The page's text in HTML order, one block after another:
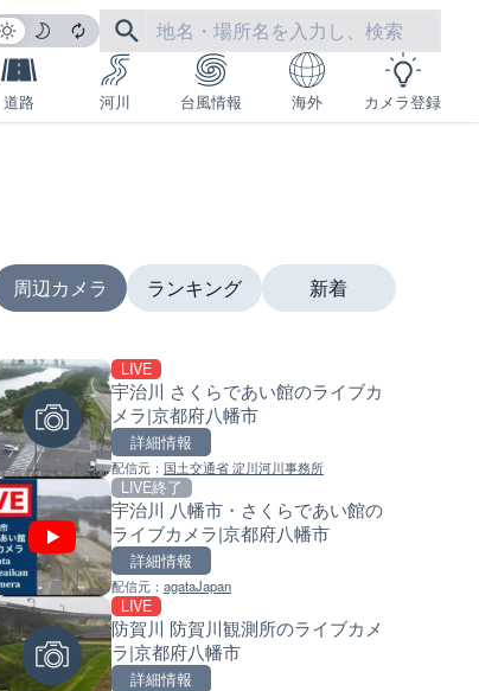
道路 河川 台風情報 海外 カメラ登録
周辺カメラ
LIVE
宇治川 さくらであい館のライブカ
メラ|京都府八幡市
詳細情報
配信元： 国土交通省 淀川河川事務所
LIVE終了
宇治川 八幡市・さくらであい館の
ライブカメラ|京都府八幡市
詳細情報
配信元： agataJapan
LIVE
防賀川 防賀川観測所のライブカメ
ラ|京都府八幡市
詳細情報
ランキング
日本全国・緊急地震速報のラ
カメラ
配信元：株式会社ティーファイブプロジ
羽田空港第2旅客ターミナルか
ライブカメラ|東京都大田区
Impaxビル付近から歌舞伎町
のライブカメラ|東京都新宿区
新着
南出川水門付近のライブカメ
歌山県日高町
配信元：日高町役場
比井川水門付近から比井崎海
イブカメラ|和歌山県日高町
小浦川水門付近から小浦海水
ライブカメラ|和歌山県日高町